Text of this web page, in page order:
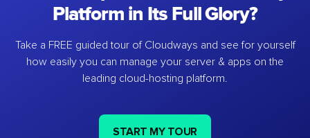
Platform in Its Full Glory?
Take a FREE guided tour of Cloudways and see for yourself
how easily you can manage your server & apps on the
leading cloud-hosting platform.
START MY TOUR